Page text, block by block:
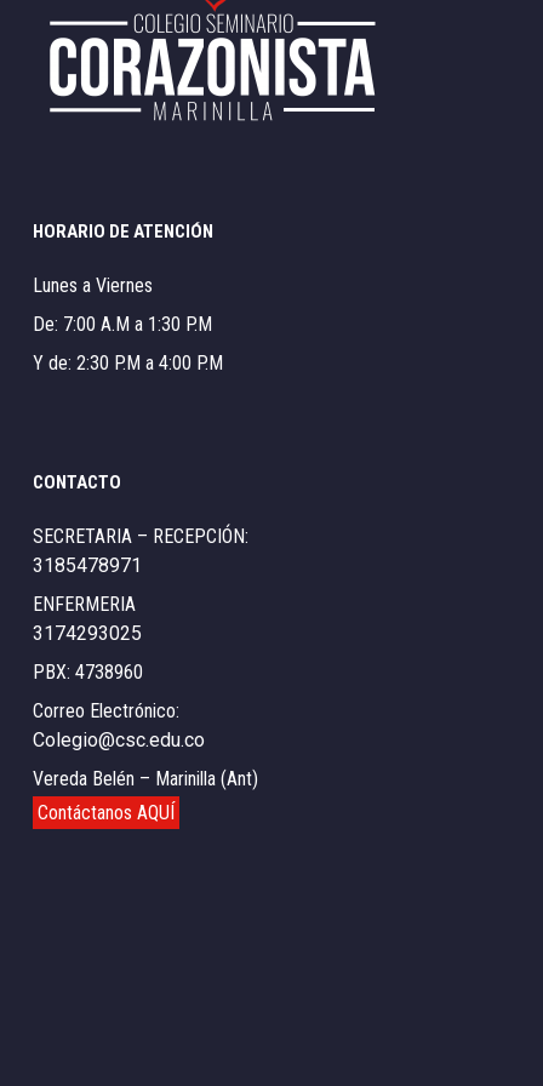
HORARIO DE ATENCIÓN
Lunes a Viernes
De: 7:00 A.M a 1:30 P.M
Y de: 2:30 P.M a 4:00 P.M
CONTACTO
SECRETARIA – RECEPCIÓN:
3185478971
ENFERMERIA
3174293025
PBX: 4738960
Correo Electrónico:
Colegio@csc.edu.co
Vereda Belén – Marinilla (Ant)
Contáctanos AQUÍ